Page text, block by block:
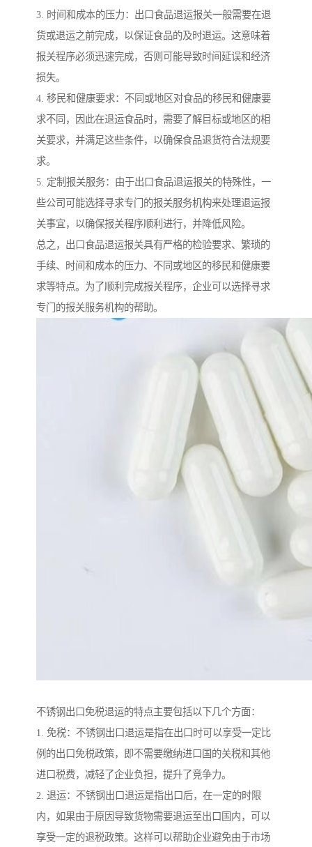
3. 时间和成本的压力：出口食品退运报关一般需要在退
货或退运之前完成，以保证食品的及时退运。这意味着
报关程序必须迅速完成，否则可能导致时间延误和经济
损失。
4. 移民和健康要求：不同或地区对食品的移民和健康要
求不同，因此在退运食品时，需要了解目标或地区的相
关要求，并满足这些条件，以确保食品退货符合法规要
求。
5. 定制报关服务：由于出口食品退运报关的特殊性，一
些公司可能选择寻求专门的报关服务机构来处理退运报
关事宜，以确保报关程序顺利进行，并降低风险。
总之，出口食品退运报关具有严格的检验要求、繁琐的
手续、时间和成本的压力、不同或地区的移民和健康要
求等特点。为了顺利完成报关程序，企业可以选择寻求
专门的报关服务机构的帮助。
不锈钢出口免税退运的特点主要包括以下几个方面：
1. 免税：不锈钢出口退运是指在出口时可以享受一定比
例的出口免税政策，即不需要缴纳进口国的关税和其他
进口税费，减轻了企业负担，提升了竞争力。
2. 退运：不锈钢出口退运是指出口后，在一定的时限
内，如果由于原因导致货物需要退运至出口国内，可以
享受一定的退税政策。这样可以帮助企业避免由于市场